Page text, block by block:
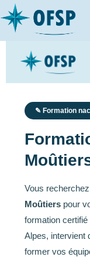
✎ Formation
Vous
Moûtiers pour
formation
Alpes, intervient
former vos